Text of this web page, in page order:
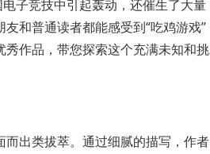
子竞技中引起轰动，还催生了大量
和普通读者都能感受到“吃鸡游戏”
作品，带您探索这个充满未知和挑
出类拔萃。通过细腻的描写，作者